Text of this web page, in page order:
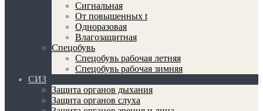
Сигнальная
От повышенных t
Одноразовая
Влагозащитная
Спецобувь
Спецобувь рабочая летняя
Спецобувь рабочая зимняя
СИЗ
Защита органов дыхания
Защита органов слуха